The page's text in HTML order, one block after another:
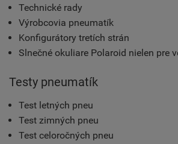
Technické rady
Výrobcovia pneumatík
Konfigurátory tretích strán
Slnečné okuliare Polaroid nielen pre
Testy pneumatík
Test letných pneu
Test zimných pneu
Test celoročných pneu